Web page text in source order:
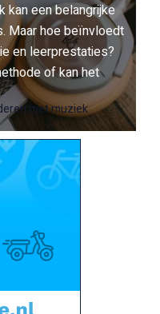
kan een belangrijke
Maar hoe beïnvloedt
en leerprestaties?
of kan het
met muziek